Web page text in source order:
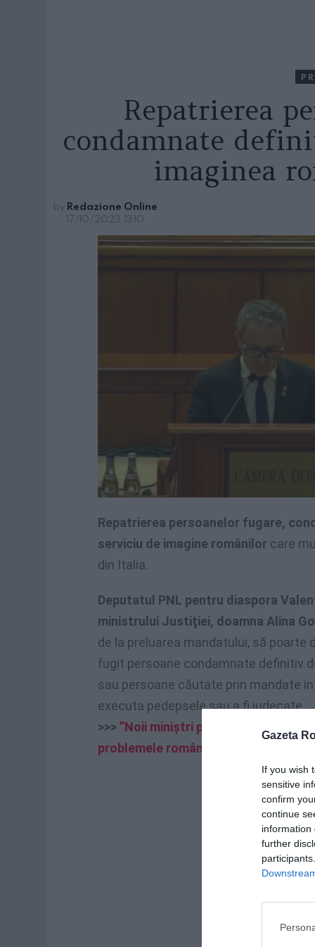
Gazeta
If you wish
sensitive
confirm
continue
information
further
Repatrierea
condamnate
imaginea
by Redazione Online
17/10/2023, 13:10
Repatrierea persoanelor fugare,
serviciu de imagine românilor care
din Italia.
Deputatul PNL pentru diaspora
ministrului Justiţiei, doamna Alina
de la preluarea mandatului, să
fugit persoane condamnate definitiv
sau persoane căutate prin mandate
executa pedepsele sau a fi judecate.
>>> ”Noii miniştri propuşi la muncă şi
problemele românilor din diaspora”